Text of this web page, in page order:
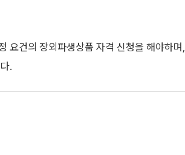
요건의 장외파생상품 자격 신청을 해야하며,
.